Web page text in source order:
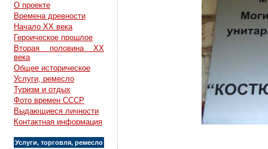
О проекте
Времена древности
Начало XX века
Героическое прошлое
Вторая половина XX
века
Общее историческое
Услуги, ремесло
Туризм и отдых
Фото времен СССР
Выдающиеся личности
Контактная информация
Услуги, торговля, ремесло